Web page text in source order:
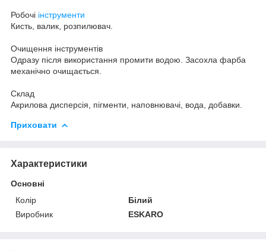
Робочі інструменти
Кисть, валик, розпилювач.
Очищення інструментів
Одразу після використання промити водою. Засохла фарба
механічно очищається.
Склад
Акрилова дисперсія, пігменти, наповнювачі, вода, добавки.
Приховати
Характеристики
Основні
Колір
Білий
Виробник
ESKARO